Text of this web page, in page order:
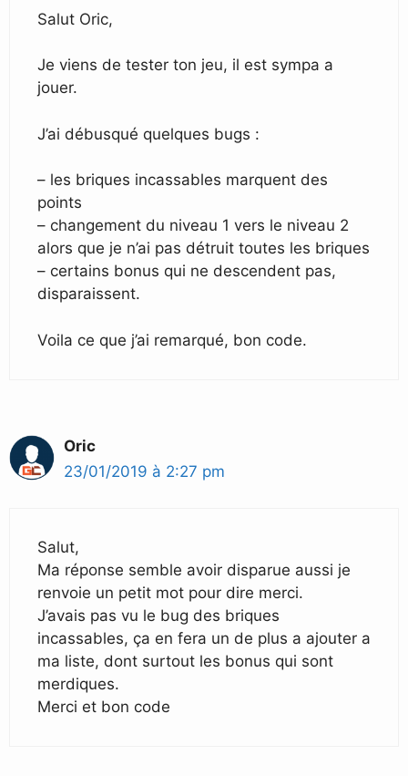
Salut Oric,
Je viens de tester ton jeu, il est sympa a
jouer.
J’ai débusqué quelques bugs :
– les briques incassables marquent des
points
– changement du niveau 1 vers le niveau 2
alors que je n’ai pas détruit toutes les briques
– certains bonus qui ne descendent pas,
disparaissent.
Voila ce que j’ai remarqué, bon code.
Oric
23/01/2019 à 2:27 pm
Salut,
Ma réponse semble avoir disparue aussi je
renvoie un petit mot pour dire merci.
J’avais pas vu le bug des briques
incassables, ça en fera un de plus a ajouter a
ma liste, dont surtout les bonus qui sont
merdiques.
Merci et bon code